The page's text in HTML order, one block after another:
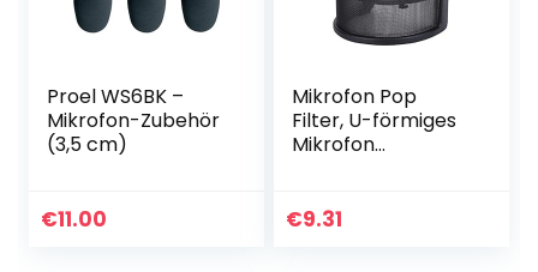
Proel WS6BK –
Mikrofon-Zubehör
(3,5 cm)
€11.00
Mikrofon Pop
Filter, U-förmiges
Mikrofon
Winddichte
€9.31